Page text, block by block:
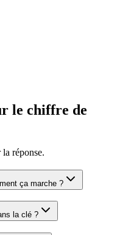
le chiffre de
réponse.
ça marche ?
la clé ?